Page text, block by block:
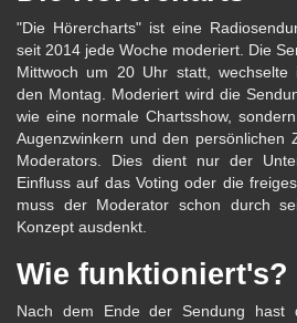
"Die Hörercharts" ist eine
seit 2014 jede Woche moderiert. Die
Mittwoch um 20 Uhr statt, wechselte
den Montag. Moderiert wird die
wie eine normale Chartsshow,
Augenzwinkern und den persönlichen
Moderators. Dies dient nur der
Einfluss auf das Voting oder die
muss der Moderator schon durch
Konzept ausdenkt.
Wie funktioniert's?
Nach dem Ende der Sendung